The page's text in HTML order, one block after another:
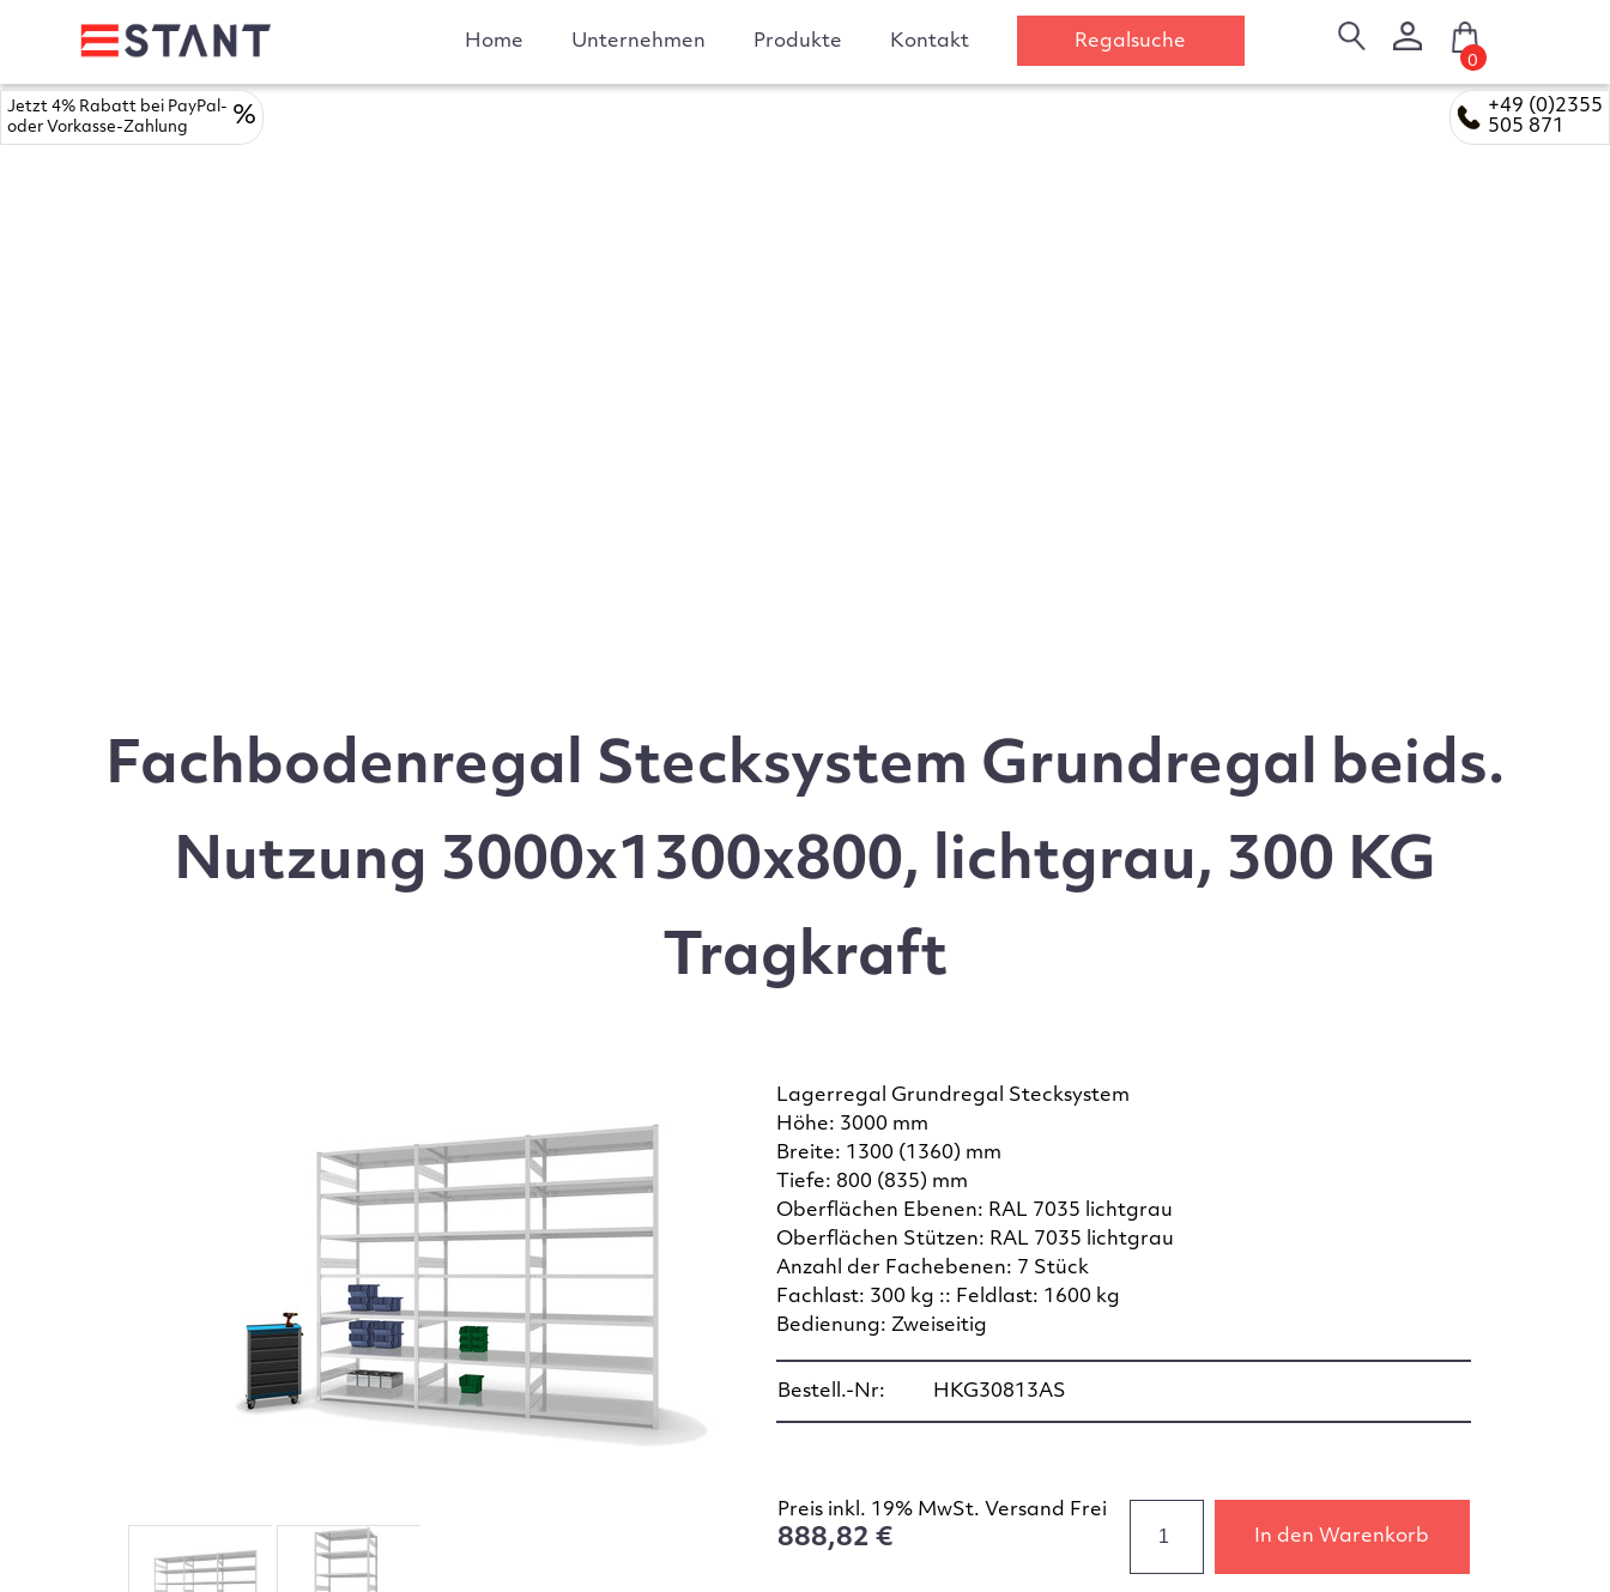
+49 (0)2355
505 871
Jetzt 4% Rabatt bei PayPal-
oder Vorkasse-Zahlung
%
Home Unternehmen Produkte Kontakt Regalsuche
0
Fachbodenregal Stecksystem Grundregal beids.
Nutzung 3000x1300x800, lichtgrau, 300 KG
Tragkraft
Lagerregal Grundregal Stecksystem
Höhe: 3000 mm
Breite: 1300 (1360) mm
Tiefe: 800 (835) mm
Oberflächen Ebenen: RAL 7035 lichtgrau
Oberflächen Stützen: RAL 7035 lichtgrau
Anzahl der Fachebenen: 7 Stück
Fachlast: 300 kg :: Feldlast: 1600 kg
Bedienung: Zweiseitig
Bestell.-Nr: HKG30813AS
Preis inkl. 19% MwSt. Versand Frei
888,82 € In den Warenkorb